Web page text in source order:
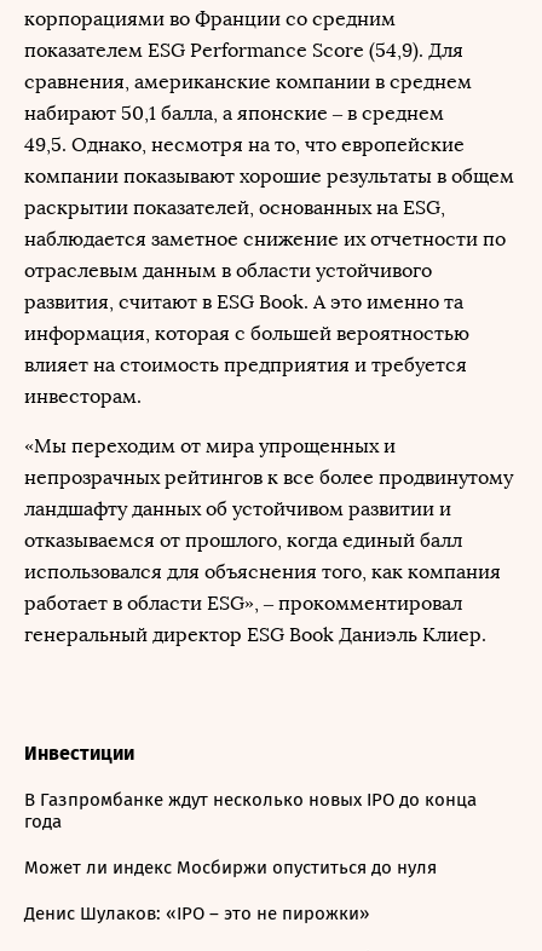
корпорациями во Франции со средним
показателем ESG Performance Score (54,9). Для
сравнения, американские компании в среднем
набирают 50,1 балла, а японские – в среднем
49,5. Однако, несмотря на то, что европейские
компании показывают хорошие результаты в общем
раскрытии показателей, основанных на ESG,
наблюдается заметное снижение их отчетности по
отраслевым данным в области устойчивого
развития, считают в ESG Book. А это именно та
информация, которая с большей вероятностью
влияет на стоимость предприятия и требуется
инвесторам.
«Мы переходим от мира упрощенных и
непрозрачных рейтингов к все более продвинутому
ландшафту данных об устойчивом развитии и
отказываемся от прошлого, когда единый балл
использовался для объяснения того, как компания
работает в области ESG», – прокомментировал
генеральный директор ESG Book Даниэль Клиер.
Инвестиции
В Газпромбанке ждут несколько новых IPO до конца
года
Может ли индекс Мосбиржи опуститься до нуля
Денис Шулаков: «IPO – это не пирожки»